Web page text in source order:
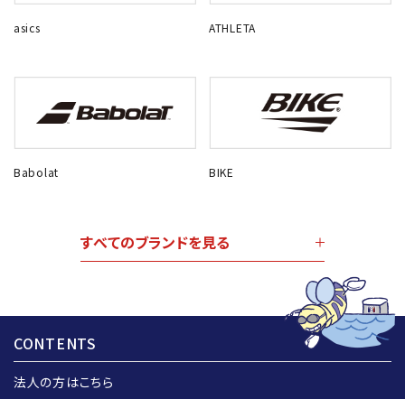
asics ATHLETA
Babolat BIKE
すべてのブランドを見る
CONTENTS
法人の方はこちら